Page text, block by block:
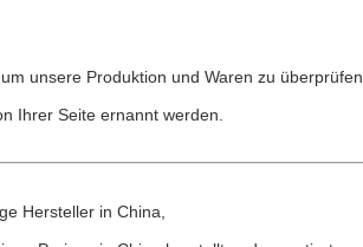
unsere Produktion und Waren zu überprüfen.
Ihrer Seite ernannt werden.
Hersteller in China,